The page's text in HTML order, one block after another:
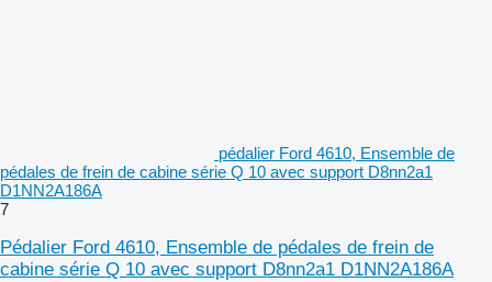
pédalier Ford 4610, Ensemble de
pédales de frein de cabine série Q 10 avec support D8nn2a1
D1NN2A186A
7
Pédalier Ford 4610, Ensemble de pédales de frein de
cabine série Q 10 avec support D8nn2a1 D1NN2A186A